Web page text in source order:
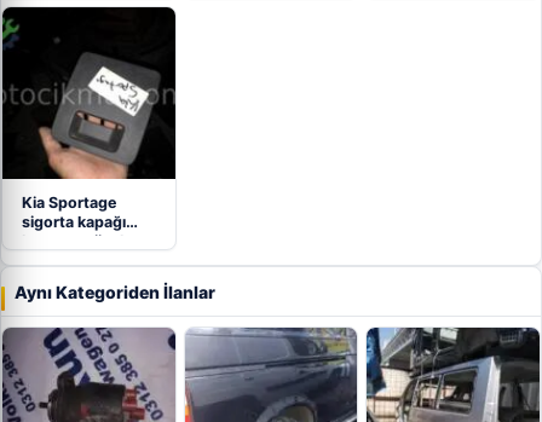
Kia Sportage
sigorta kapağı
hatasız orjinal
çıkma
Aynı Kategoriden İlanlar